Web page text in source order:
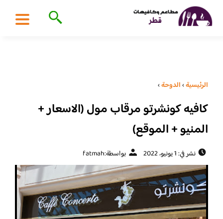
الرئيسية›الدوحة›
كافيه كونشرتو مرقاب مول (الاسعار +
المنيو + الموقع)
نشر في: 1 يونيو، 2022 بواسطة:fatmah